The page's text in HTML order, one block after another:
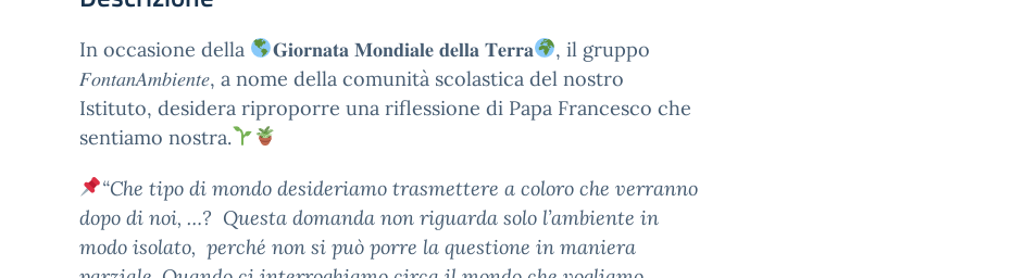
In occasione della 𝐆𝐢𝐨𝐫𝐧𝐚𝐭𝐚 𝐌𝐨𝐧𝐝𝐢𝐚𝐥𝐞 𝐝𝐞𝐥𝐥𝐚 𝐓𝐞𝐫𝐫𝐚
, il gruppo
𝐹𝑜𝑛𝑡𝑎𝑛𝐴𝑚𝑏𝑖𝑒𝑛𝑡𝑒, a nome della comunità scolastica del nostro
Istituto, desidera riproporre una riflessione di Papa Francesco che
sentiamo nostra.
“Che tipo di mondo desideriamo trasmettere a coloro che verranno
dopo di noi, …? Questa domanda non riguarda solo l’ambiente in
modo isolato, perché non si può porre la questione in maniera